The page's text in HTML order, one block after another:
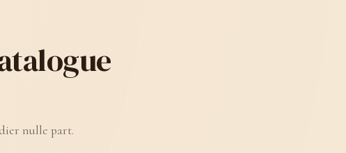
nulle part.